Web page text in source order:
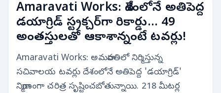
Amaravati Works: దేశంలోనే అతిపెద్ద
డయాగ్రిడ్ స్ట్రక్చర్‌గా రికార్డు... 49
అంతస్తులతో ఆకాశాన్నంటే టవర్లు!
Amaravati Works: అమరావతిలో నిర్మిస్తున్న
సచివాలయ టవర్లు దేశంలోనే అతిపెద్ద 'డయాగ్రిడ్'
నిర్మాణంగా చరిత్ర సృష్టించబోతున్నాయి. 218 మీటర్ల